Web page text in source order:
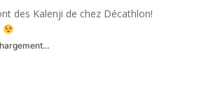
des Kalenji de chez Décathlon!